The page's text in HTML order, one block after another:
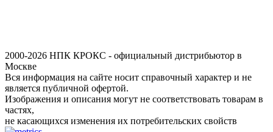
2000-2026 НПК КРОКС - официальный дистрибьютор в
Москве
Вся информация на сайте носит справочный характер и не
является публичной офертой.
Изображения и описания могут не соответствовать товарам в
частях,
не касающихся изменения их потребительских свойств